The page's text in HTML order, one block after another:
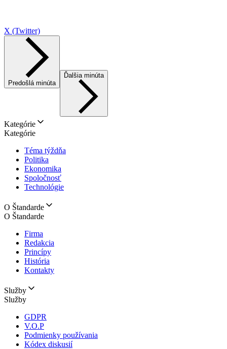
X (Twitter)
Predošlá minúta
Ďalšia minúta
Kategórie
Kategórie
Téma týždňa
Politika
Ekonomika
Spoločnosť
Technológie
O Štandarde
O Štandarde
Firma
Redakcia
Princípy
História
Kontakty
Služby
Služby
GDPR
V.O.P
Podmienky používania
Kódex diskusií